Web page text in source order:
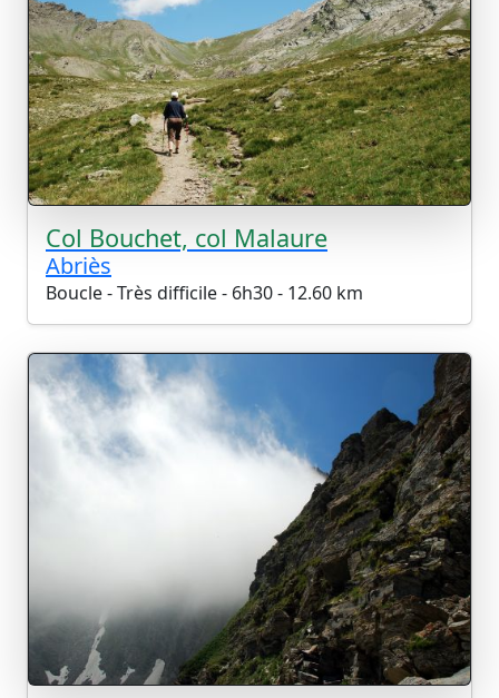
Col Bouchet, col Malaure
Abriès
Boucle - Très difficile - 6h30 - 12.60 km